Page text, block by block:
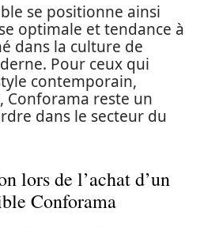
se positionne ainsi
optimale et tendance à
dans la culture de
Pour ceux qui
contemporain,
reste un
dans le secteur du
lors de l’achat d’un
Conforama